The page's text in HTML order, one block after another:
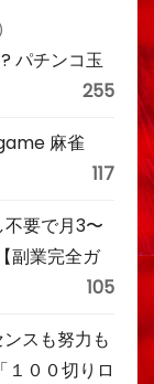
パチンコ玉
255
麻雀
117
不要で月3〜
副業完全ガ
105
スも努力も
１００切りロ